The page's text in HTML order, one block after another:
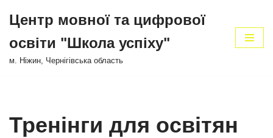
до
вмісту
Центр мовної та цифрової
освіти "Школа успіху"
м. Ніжин, Чернігівська область
Тренінги для освітян